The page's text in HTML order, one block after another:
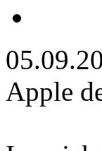
Apple